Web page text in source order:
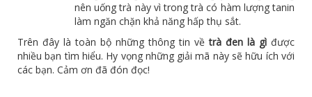
nên uống trà này vì trong trà có hàm lượng tanin
làm ngăn chặn khả năng hấp thụ sắt.
Trên đây là toàn bộ những thông tin vềtrà đen là gì được
nhiều bạn tìm hiểu. Hy vọng những giải mã này sẽ hữu ích với
các bạn. Cảm ơn đã đón đọc!